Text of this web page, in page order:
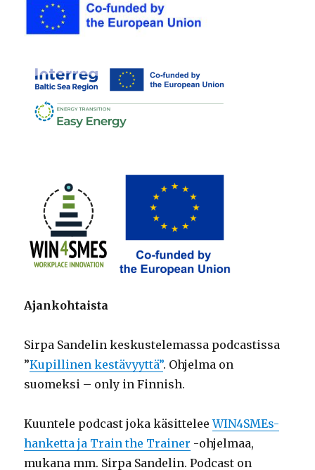
Ajankohtaista
Sirpa Sandelin keskustelemassa podcastissa
”Kupillinen kestävyyttä”. Ohjelma on
suomeksi – only in Finnish.
Kuuntele podcast joka käsitteleeWIN4SMEs-
hanketta ja Train the Trainer -ohjelmaa,
mukana mm. Sirpa Sandelin. Podcast on